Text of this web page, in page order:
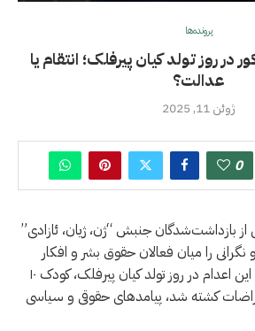
پرونده‌ها
در روز تولد کیان پیرفلک؛ انتقام یا
عدالت؟
ژوئن 11, 2025
0
از بازداشت‌شدگان جنبش “ژن، ژیان، ئازادی”
را میان فعالان حقوق بشر و افکار
عمومی برانگیخته است. این اعدام در روز تولد کیان پیرفلک، کودک ۱۰
کشته شد، پیامدهای حقوقی و سیاسی